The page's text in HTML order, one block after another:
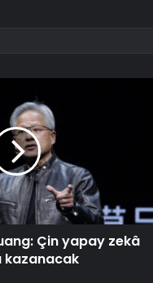
Çin yapay zekâ
kazanacak